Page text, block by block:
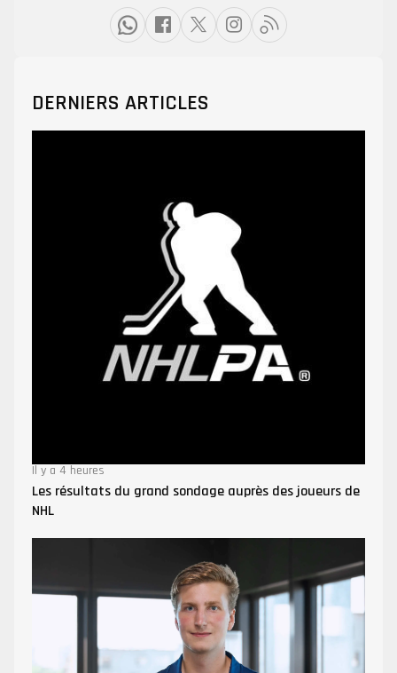
DERNIERS ARTICLES
Il y a 4 heures
Les résultats du grand sondage auprès des joueurs de
NHL